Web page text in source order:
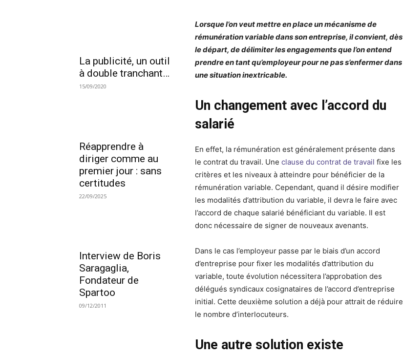
La publicité, un outil
à double tranchant…
15/09/2020
Réapprendre à
diriger comme au
premier jour : sans
certitudes
22/09/2025
Interview de Boris
Saragaglia,
Fondateur de
Spartoo
09/12/2011
Lorsque l’on veut mettre en place un mécanisme de
rémunération variable dans son entreprise, il convient, dès
le départ, de délimiter les engagements que l’on entend
prendre en tant qu’employeur pour ne pas s’enfermer dans
une situation inextricable.
Un changement avec l’accord du
salarié
En effet, la rémunération est généralement présente dans
le contrat du travail. Uneclause du contrat de travail fixe les
critères et les niveaux à atteindre pour bénéficier de la
rémunération variable. Cependant, quand il désire modifier
les modalités d’attribution du variable, il devra le faire avec
l’accord de chaque salarié bénéficiant du variable. Il est
donc nécessaire de signer de nouveaux avenants.
Dans le cas l’employeur passe par le biais d’un accord
d’entreprise pour fixer les modalités d’attribution du
variable, toute évolution nécessitera l’approbation des
délégués syndicaux cosignataires de l’accord d’entreprise
initial. Cette deuxième solution a déjà pour attrait de réduire
le nombre d’interlocuteurs.
Une autre solution existe